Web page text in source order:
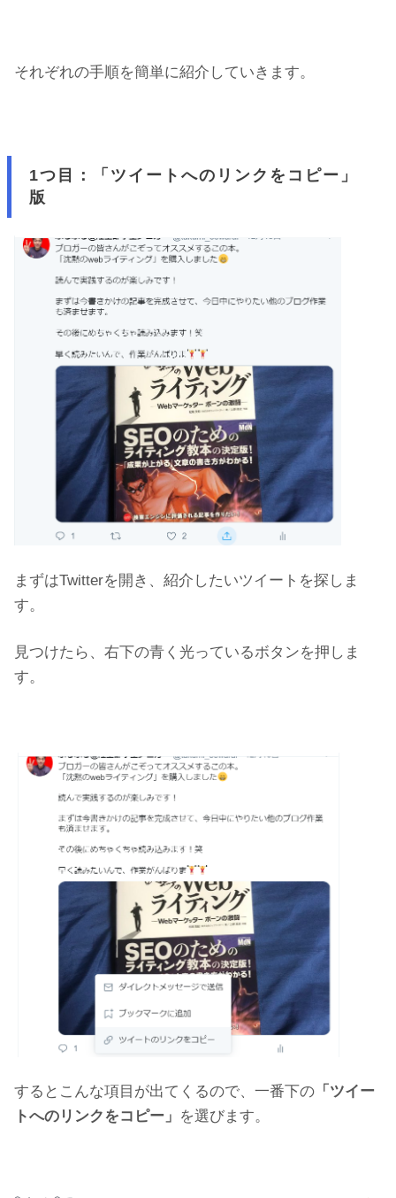
それぞれの手順を簡単に紹介していきます。
1つ目：「ツイートへのリンクをコピー」
版
まずはTwitterを開き、紹介したいツイートを探しま
す。
見つけたら、右下の青く光っているボタンを押しま
す。
するとこんな項目が出てくるので、一番下の 「ツイー
トへのリンクをコピー」 を選びます。